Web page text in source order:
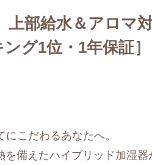
上部給水＆アロマ
グ1位・1年保証］
こだわるあなたへ。
備えたハイブリッド加湿器